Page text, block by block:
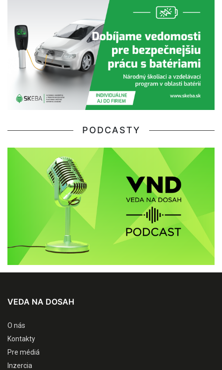
PODCASTY
VEDA NA DOSAH
O nás
Kontakty
Pre médiá
Inzercia